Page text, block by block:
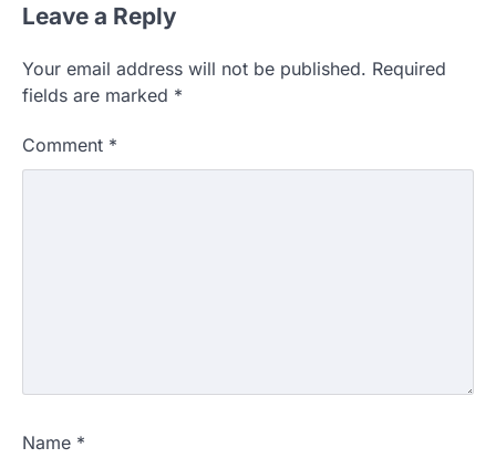
Leave a Reply
Your email address will not be published. Required
fields are marked *
Comment *
Name *